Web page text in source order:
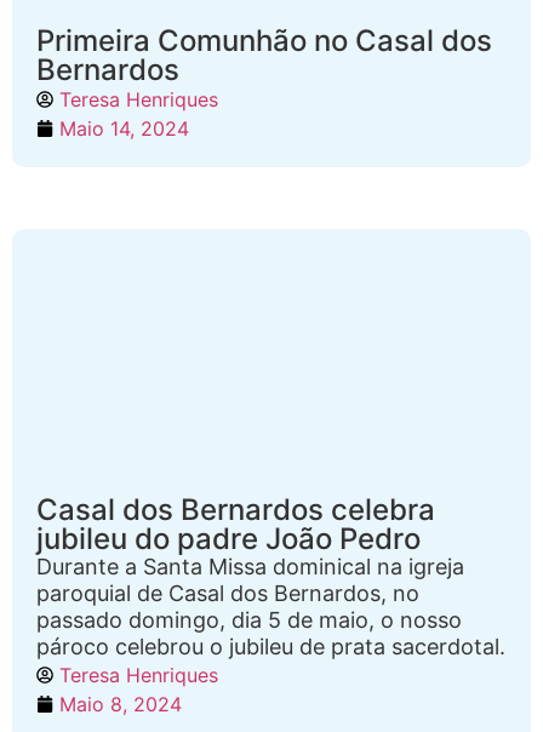
Primeira Comunhão no Casal dos
Bernardos
Teresa Henriques
Maio 14, 2024
Casal dos Bernardos celebra
jubileu do padre João Pedro
Durante a Santa Missa dominical na igreja
paroquial de Casal dos Bernardos, no
passado domingo, dia 5 de maio, o nosso
pároco celebrou o jubileu de prata sacerdotal.
Teresa Henriques
Maio 8, 2024